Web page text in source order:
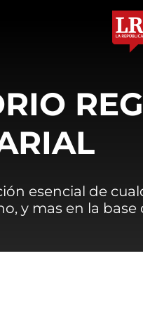
esencial de
y mas en la